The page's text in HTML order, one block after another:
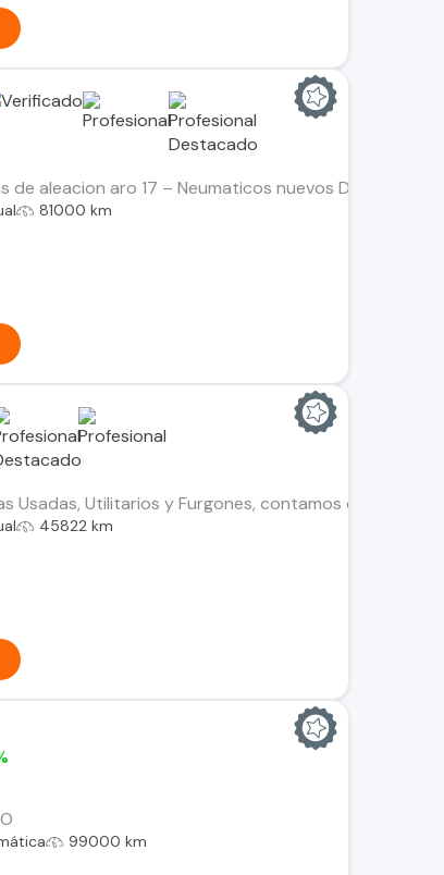
de aleacion aro 17 – Neumaticos nuevos
81000 km
Usadas, Utilitarios y Furgones, contamos con el
45822 km
99000 km